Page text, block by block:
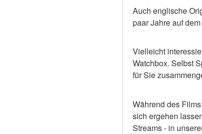
Auch englische
paar Jahre auf
Vielleicht
Watchbox. Selbst
für Sie
Während des
sich ergehen
Streams - in